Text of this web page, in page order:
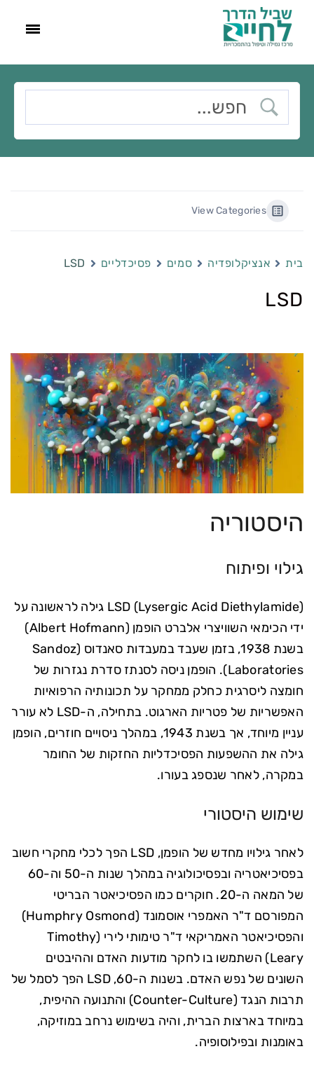
View Categories
בית אנציקלופדיה סמים פסיכדליים LSD
LSD
היסטוריה
גילוי ופיתוח
LSD (Lysergic Acid Diethylamide) גילה לראשונה על
ידי הכימאי השוויצרי אלברט הופמן (Albert Hofmann)
בשנת 1938, בזמן שעבד במעבדות סאנדוס (Sandoz
Laboratories). הופמן ניסה לסנתז סדרת נגזרות של
חומצה ליסרגית כחלק ממחקר על תכונותיה הרפואיות
האפשריות של פטריות הארגוט. בתחילה, ה-LSD לא עורר
עניין מיוחד, אך בשנת 1943, במהלך ניסויים חוזרים, הופמן
גילה את ההשפעות הפסיכדליות החזקות של החומר
במקרה, לאחר שנספג בעורו.
שימוש היסטורי
לאחר גילויו מחדש של הופמן, LSD הפך לכלי מחקרי חשוב
בפסיכיאטריה ובפסיכולוגיה במהלך שנות ה-50 וה-60
של המאה ה-20. חוקרים כמו הפסיכיאטר הבריטי
המפורסם ד"ר האמפרי אוסמונד (Humphry Osmond)
והפסיכיאטר האמריקאי ד"ר טימותי לירי (Timothy
Leary) השתמשו בו לחקר מודעות האדם וההיבטים
השונים של נפש האדם. בשנות ה-60, LSD הפך לסמל של
תרבות הנגד (Counter-Culture) והתנועה ההיפית,
במיוחד בארצות הברית, והיה בשימוש נרחב במוזיקה,
באומנות ובפילוסופיה.